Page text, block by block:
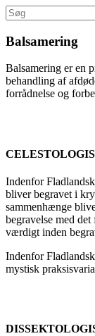
Balsamering
Balsamering er en
behandling af
forrådnelse og
Indenfor
bliver begravet i
sammenhænge
begravelse med
værdigt inden
Indenfor
mystisk